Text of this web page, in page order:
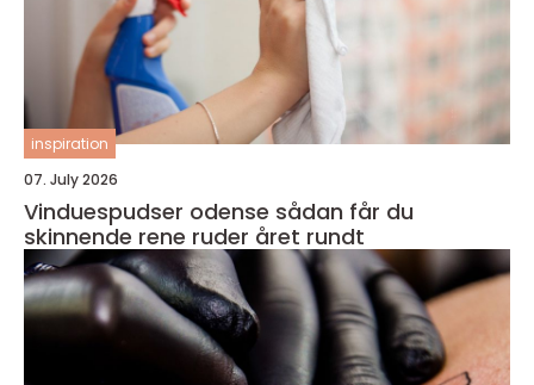
inspiration
07. July 2026
Vinduespudser odense sådan får du
skinnende rene ruder året rundt